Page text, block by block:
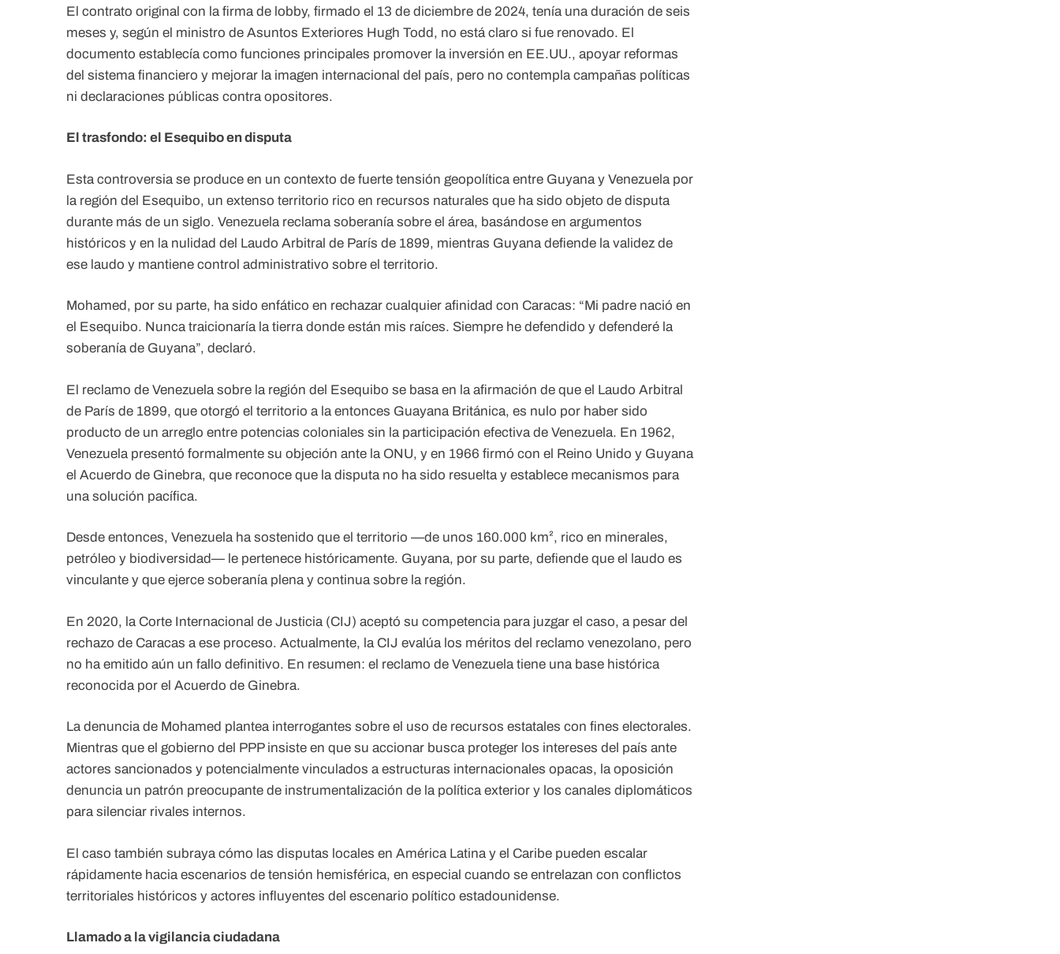
El contrato original con la firma de lobby, firmado el 13 de diciembre de 2024, tenía una duración de seis
meses y, según el ministro de Asuntos Exteriores Hugh Todd, no está claro si fue renovado. El
documento establecía como funciones principales promover la inversión en EE.UU., apoyar reformas
del sistema financiero y mejorar la imagen internacional del país, pero no contempla campañas políticas
ni declaraciones públicas contra opositores.
El trasfondo: el Esequibo en disputa
Esta controversia se produce en un contexto de fuerte tensión geopolítica entre Guyana y Venezuela por
la región del Esequibo, un extenso territorio rico en recursos naturales que ha sido objeto de disputa
durante más de un siglo. Venezuela reclama soberanía sobre el área, basándose en argumentos
históricos y en la nulidad del Laudo Arbitral de París de 1899, mientras Guyana defiende la validez de
ese laudo y mantiene control administrativo sobre el territorio.
Mohamed, por su parte, ha sido enfático en rechazar cualquier afinidad con Caracas: “Mi padre nació en
el Esequibo. Nunca traicionaría la tierra donde están mis raíces. Siempre he defendido y defenderé la
soberanía de Guyana”, declaró.
El reclamo de Venezuela sobre la región del Esequibo se basa en la afirmación de que el Laudo Arbitral
de París de 1899, que otorgó el territorio a la entonces Guayana Británica, es nulo por haber sido
producto de un arreglo entre potencias coloniales sin la participación efectiva de Venezuela. En 1962,
Venezuela presentó formalmente su objeción ante la ONU, y en 1966 firmó con el Reino Unido y Guyana
el Acuerdo de Ginebra, que reconoce que la disputa no ha sido resuelta y establece mecanismos para
una solución pacífica.
Desde entonces, Venezuela ha sostenido que el territorio —de unos 160.000 km², rico en minerales,
petróleo y biodiversidad— le pertenece históricamente. Guyana, por su parte, defiende que el laudo es
vinculante y que ejerce soberanía plena y continua sobre la región.
En 2020, la Corte Internacional de Justicia (CIJ) aceptó su competencia para juzgar el caso, a pesar del
rechazo de Caracas a ese proceso. Actualmente, la CIJ evalúa los méritos del reclamo venezolano, pero
no ha emitido aún un fallo definitivo. En resumen: el reclamo de Venezuela tiene una base histórica
reconocida por el Acuerdo de Ginebra.
La denuncia de Mohamed plantea interrogantes sobre el uso de recursos estatales con fines electorales.
Mientras que el gobierno del PPP insiste en que su accionar busca proteger los intereses del país ante
actores sancionados y potencialmente vinculados a estructuras internacionales opacas, la oposición
denuncia un patrón preocupante de instrumentalización de la política exterior y los canales diplomáticos
para silenciar rivales internos.
El caso también subraya cómo las disputas locales en América Latina y el Caribe pueden escalar
rápidamente hacia escenarios de tensión hemisférica, en especial cuando se entrelazan con conflictos
territoriales históricos y actores influyentes del escenario político estadounidense.
Llamado a la vigilancia ciudadana